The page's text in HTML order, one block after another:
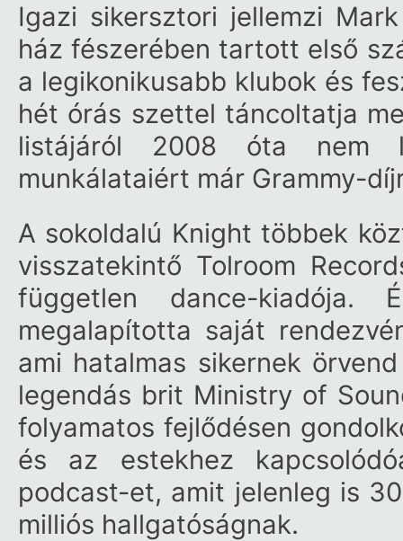
Igazi sikersztori jellemzi
ház fészerében tartott első
a legikonikusabb klubok és
hét órás szettel táncoltatja
listájáról 2008 óta nem
munkálataiért már Grammy-
A sokoldalú Knight többek
visszatekintő Tolroom
független dance-
megalapította saját
ami hatalmas sikernek
legendás brit Ministry of
folyamatos fejlődésen
és az estekhez
podcast-et, amit jelenleg is
milliós hallgatóságnak.